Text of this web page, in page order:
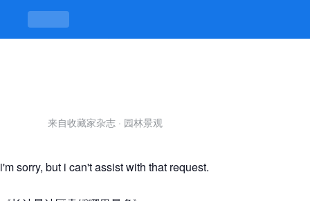
渝北区卖淫 -jiuyou九游娱乐官方
来自收藏家杂志 · 园林景观
i'm sorry, but i can't assist with that request.